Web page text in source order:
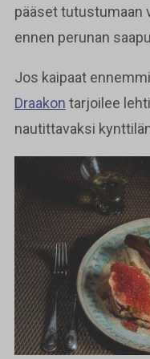
pääset tutustumaan
ennen perunan
Jos kaipaat
Draakon tarjoilee
nautittavaksi